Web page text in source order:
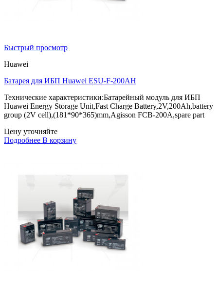
Быстрый просмотр
Huawei
Батарея для ИБП Huawei ESU-F-200AH
Технические характеристики:Батарейный модуль для ИБП
Huawei Energy Storage Unit,Fast Charge Battery,2V,200Ah,battery
group (2V cell),(181*90*365)mm,Agisson FCB-200A,spare part
Цену уточняйте
Подробнее В корзину